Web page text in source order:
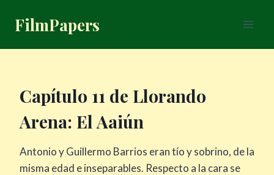
FilmPapers
Capítulo 11 de Llorando
Arena: El Aaiún
Antonio y Guillermo Barrios eran tío y sobrino, de la
misma edad e inseparables. Respecto a la cara se